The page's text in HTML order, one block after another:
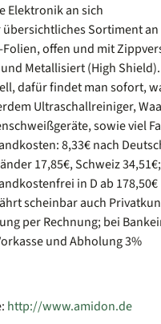
Elektronik an sich
übersichtliches Sortiment an
Folien, offen und mit
Metallisiert (High
dafür findet man sofort,
Ultraschallreiniger,
sowie viel
8,33€ nach
17,85€, Schweiz 34,51€;
in D ab 178,50€
scheinbar auch
per Rechnung; bei
und Abholung 3%
http://www.amidon.de